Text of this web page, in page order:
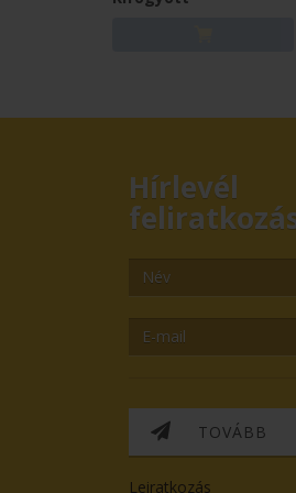
Hírlevél
TOVÁBB
Leiratkozás